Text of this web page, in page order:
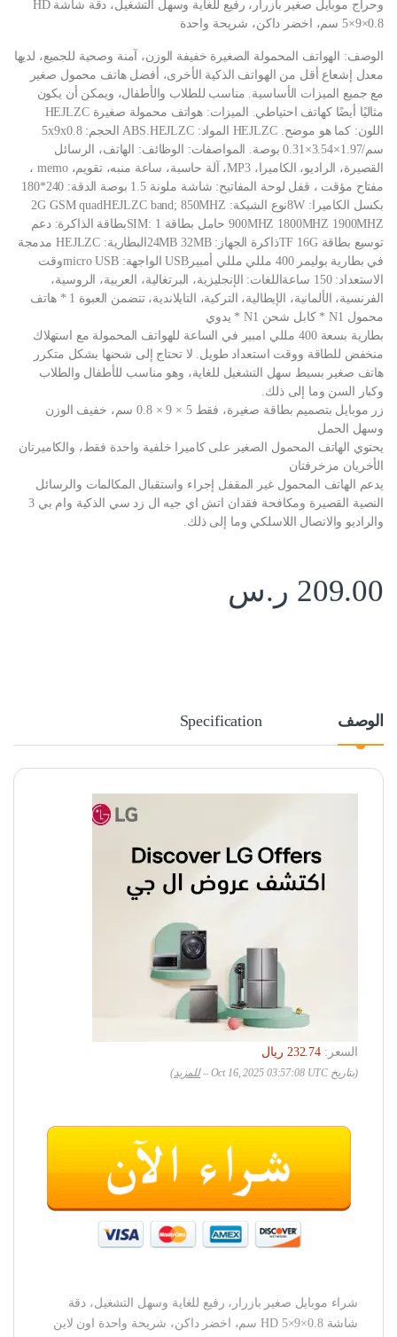
وحراج موبايل صغير بازرار، رفيع للغاية وسهل التشغيل، دقة شاشة HD
5×9×0.8 سم، اخضر داكن، شريحة واحدة
الوصف: الهواتف المحمولة الصغيرة خفيفة الوزن، آمنة وصحية للجميع، لديها
معدل إشعاع أقل من الهواتف الذكية الأخرى، أفضل هاتف محمول صغير
مع جميع الميزات الأساسية. مناسب للطلاب والأطفال، ويمكن أن يكون
مثاليًا أيضًا كهاتف احتياطي. الميزات: هواتف محمولة صغيرة HEJLZC
اللون: كما هو موضح. HEJLZC المواد: ABS.HEJLZC الحجم: 5x9x0.8
سم/1.97×3.54×0.31 بوصة. المواصفات: الوظائف: الهاتف، الرسائل
القصيرة، الراديو، الكاميرا، MP3، آلة حاسبة، ساعة منبه، تقويم، memo ،
مفتاح مؤقت ، قفل لوحة المفاتيح: شاشة ملونة 1.5 بوصة الدقة: 240*180
بكسل الكاميرا: 8Wنوع الشبكة: 2G GSM quadHEJLZC band; 850MHZ
900MHZ 1800MHZ 1900MHZ حامل بطاقة SIM: 1بطاقة الذاكرة: دعم
توسيع بطاقة TF 16Gذاكرة الجهاز: 24MB 32MBالبطارية: HEJLZC مدمجة
في بطارية بوليمر 400 مللي مللي أمبيرUSB الواجهة: micro USBوقت
الاستعداد: 150 ساعةاللغات: الإنجليزية، البرتغالية، العربية، الروسية،
الفرنسية، الألمانية، الإيطالية، التركية، التايلاندية، تتضمن العبوة 1 * هاتف
محمول N1 * كابل شحن N1 * يدوي
بطارية بسعة 400 مللي امبير في الساعة للهواتف المحمولة مع استهلاك
منخفض للطاقة ووقت استعداد طويل. لا تحتاج إلى شحنها بشكل متكرر
هاتف صغير بسيط سهل التشغيل للغاية، وهو مناسب للأطفال والطلاب
وكبار السن وما إلى ذلك.
زر موبايل بتصميم بطاقة صغيرة، فقط 5 × 9 × 0.8 سم، خفيف الوزن
وسهل الحمل
يحتوي الهاتف المحمول الصغير على كاميرا خلفية واحدة فقط، والكاميرتان
الأخريان مزخرفتان
يدعم الهاتف المحمول غير المقفل إجراء واستقبال المكالمات والرسائل
النصية القصيرة ومكافحة فقدان اتش اي جيه ال زد سي الذكية وام بي 3
والراديو والاتصال اللاسلكي وما إلى ذلك.
209.00 ر.س
الوصف Specification
السعر:
‏232.74 ريال
(بتاريخ Oct 16, 2025 03:57:08 UTC – للمزيد)
شراء موبايل صغير بازرار، رفيع للغاية وسهل التشغيل، دقة
شاشة HD 5×9×0.8 سم، اخضر داكن، شريحة واحدة اون لاين